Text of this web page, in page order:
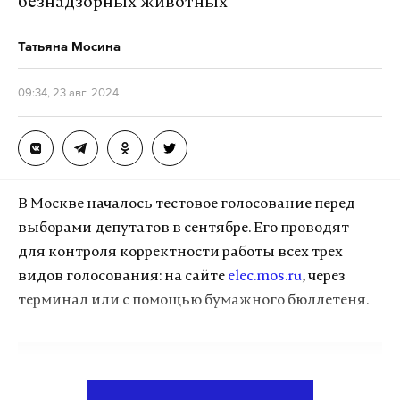
в норме.
На Запорожской АЭС действием автоматики
энергоснабжения, сообщили в Telegram-канале
Станция продолжает работу от основной линии.
не зафиксировано, персонал готов
к реагированию.
Экспертов Международного агентства
по атомной энергии (МАГАТЭ) проинформировали
Ранее президент России Владимир Путин
Татьяна Мосина
09:34, 23 авг. 2024
В Москве началось тестовое голосование перед
выборами депутатов в сентябре. Его проводят
для контроля корректности работы всех трех
видов голосования: на сайте elec.mos.ru, через
терминал или с помощью бумажного бюллетеня.